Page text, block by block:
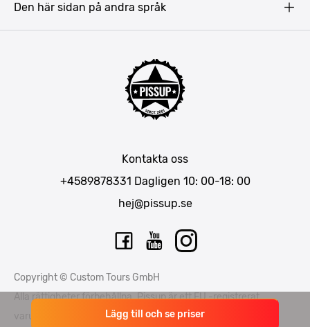
Lägg till och se priser
Kontakta oss
+4589878331 Dagligen 10: 00-18: 00
hej@pissup.se
Den här sidan på andra språk
Copyright © Custom Tours GmbH
Alla rättigheter förbehållna. Pissup är ett EU -registrerat
varumärke - nummer EUTM015397706 och EUTM 015397714